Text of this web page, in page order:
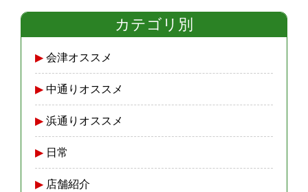
カテゴリ別
会津オススメ
中通りオススメ
浜通りオススメ
日常
店舗紹介